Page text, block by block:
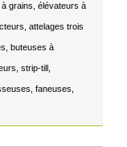
grains, élévateurs à
attelages trois
buteuses à
strip-till,
faneuses,